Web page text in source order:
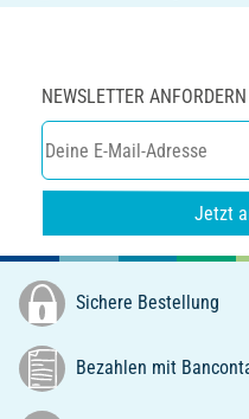
NEWSLETTER
Jetzt
Sichere Bestellung
Bezahlen mit